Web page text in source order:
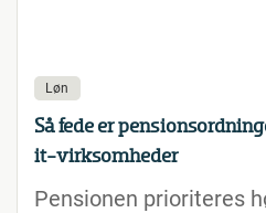
Løn
Så fede er
it-virksomheder
Pensionen prioriteres